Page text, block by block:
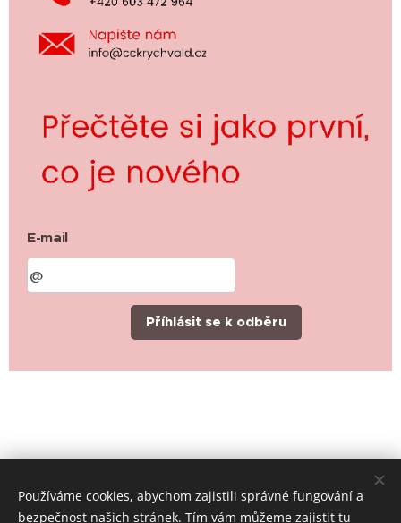
E-mail
Příhlásit se k odběru
Používáme cookies, abychom zajistili správné fungování a
bezpečnost našich stránek. Tím vám můžeme zajistit tu